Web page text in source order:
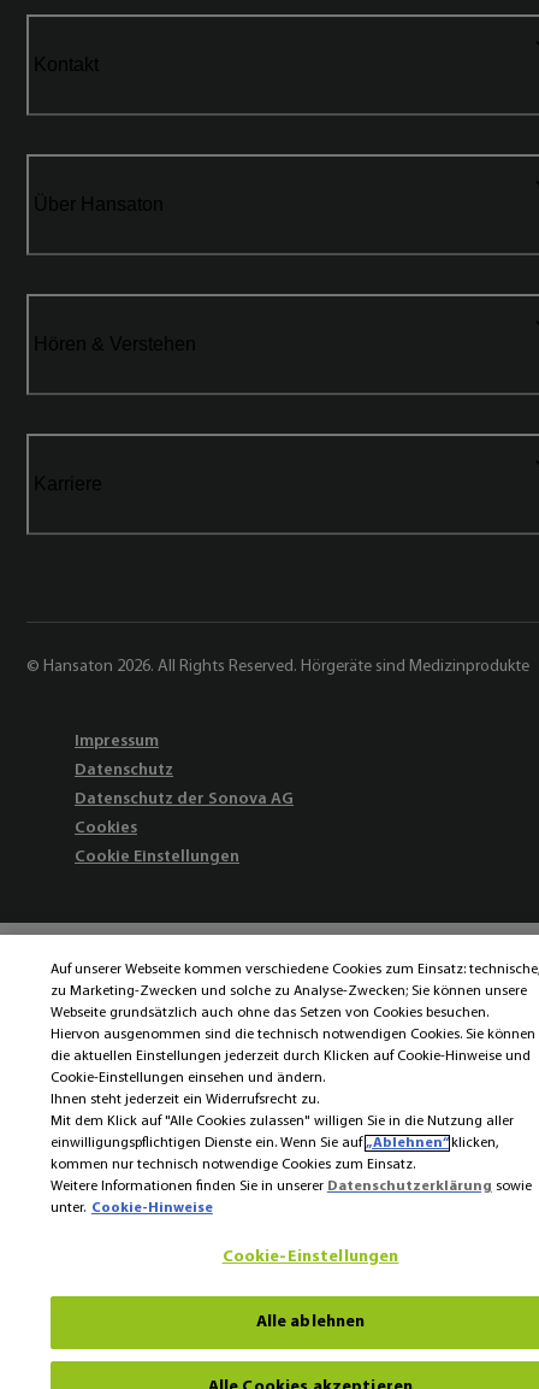
Kontakt
Über Hansaton
Hören & Verstehen
Karriere
© Hansaton 2026. All Rights Reserved. Hörgeräte sind Medizinprodukte
Impressum
Datenschutz
Datenschutz der Sonova AG
Cookies
Cookie Einstellungen
Auf unserer Webseite kommen verschiedene Cookies zum Einsatz: technische,
zu Marketing-Zwecken und solche zu Analyse-Zwecken; Sie können unsere
Webseite grundsätzlich auch ohne das Setzen von Cookies besuchen.
Hiervon ausgenommen sind die technisch notwendigen Cookies. Sie können
die aktuellen Einstellungen jederzeit durch Klicken auf Cookie-Hinweise und
Cookie-Einstellungen einsehen und ändern.
Ihnen steht jederzeit ein Widerrufsrecht zu.
Mit dem Klick auf "Alle Cookies zulassen" willigen Sie in die Nutzung aller
einwilligungspflichtigen Dienste ein. Wenn Sie auf„Ablehnen“ klicken,
kommen nur technisch notwendige Cookies zum Einsatz.
Weitere Informationen finden Sie in unserer Datenschutzerklärung sowie
unter. Cookie-Hinweise
Cookie-Einstellungen
Alle ablehnen